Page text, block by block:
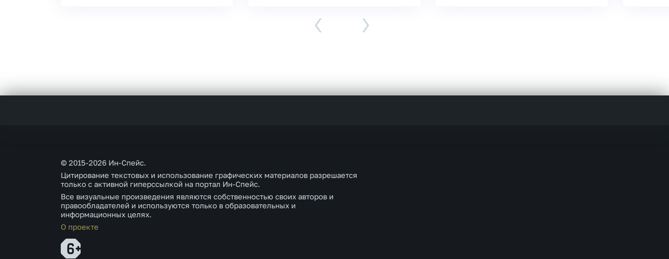
‹ ›
© 2015-2026 Ин-Спейс.
Цитирование текстовых и использование графических материалов разрешается
только с активной гиперссылкой на портал Ин-Спейс.
Все визуальные произведения являются собственностью своих авторов и
правообладателей и используются только в образовательных и
информационных целях.
О проекте